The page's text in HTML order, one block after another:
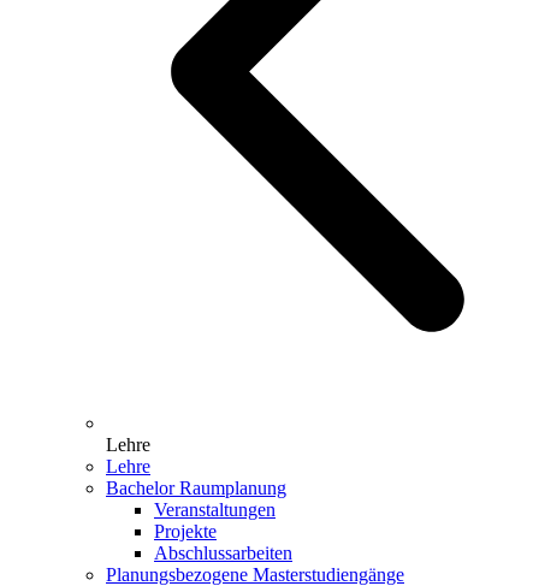
Lehre
Lehre
Bachelor Raumplanung
Veranstaltungen
Projekte
Abschlussarbeiten
Planungsbezogene Masterstudiengänge